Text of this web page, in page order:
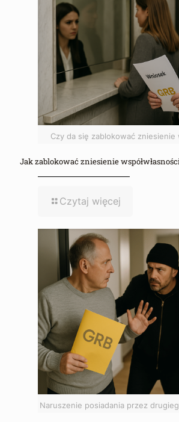
Czy da się zablokować zniesienie
Jak zablokować zniesienie
Czytaj więcej
Naruszenie posiadania przez